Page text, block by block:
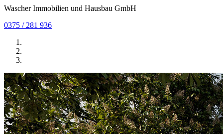
Wascher Immobilien und Hausbau GmbH
0375 / 281 936